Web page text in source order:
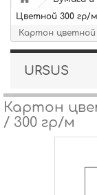
Цветной 300 гр/м
Картон цветной
URSUS
Картон
/ 300 гр/м